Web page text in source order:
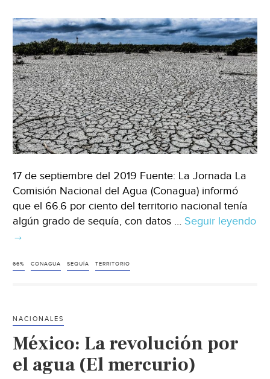
17 de septiembre del 2019 Fuente: La Jornada La
Comisión Nacional del Agua (Conagua) informó
que el 66.6 por ciento del territorio nacional tenía
algún grado de sequía, con datos … Seguir leyendo
CDMX:
afecta
territorio
nacional:
Conagua
(La
→
66% CONAGUA SEQUÍA TERRITORIO
NACIONALES
México: La revolución por
el agua (El mercurio)